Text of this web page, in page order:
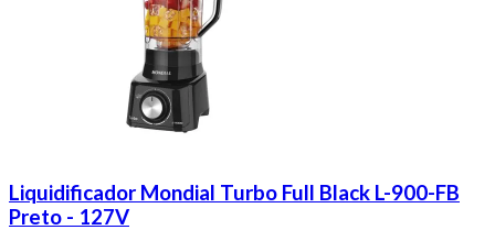
Liquidificador Mondial Turbo Full Black L-900-FB
Preto - 127V